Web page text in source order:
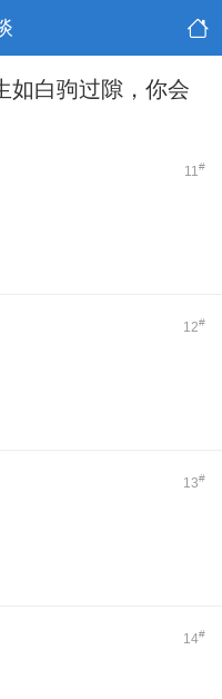
如白驹过隙，你会
11#
12#
13#
14#